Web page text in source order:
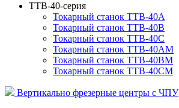
TTB-40-серия
Токарный станок TTB-40A
Токарный станок TTB-40B
Токарный станок TTB-40C
Токарный станок TTB-40AM
Токарный станок TTB-40BM
Токарный станок TTB-40CM
Вертикально фрезерные центры с ЧПУ